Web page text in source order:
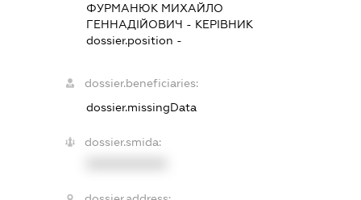
ФУРМАНЮК МИХАЙЛО
ГЕННАДІЙОВИЧ - КЕРІВНИК
dossier.position -
dossier.beneficiaries:
dossier.missingData
dossier.smida: